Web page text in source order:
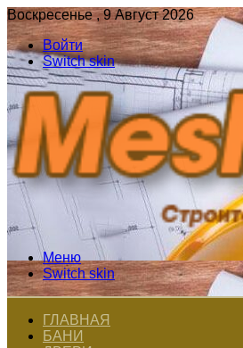
Воскресенье , 9 Август 2026
Войти
Switch skin
Меню
Switch skin
ГЛАВНАЯ
БАНИ